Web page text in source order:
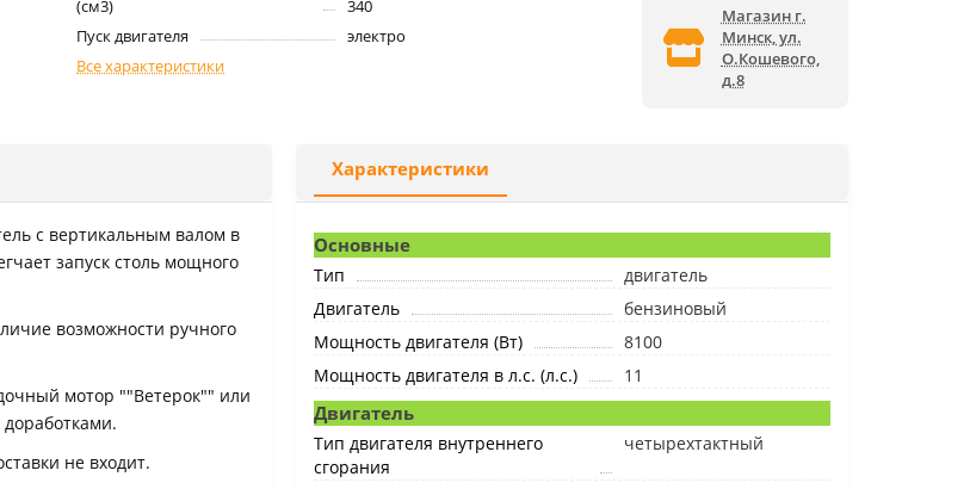
(см3)
340
Пуск двигателя
электро
Все характеристики
Магазин г.
Минск, ул.
О.Кошевого,
д.8
с вертикальным валом в
запуск столь мощного
возможности ручного
мотор ""Ветерок"" или
не входит.
Характеристики
Основные
Тип
двигатель
Двигатель
бензиновый
Мощность двигателя (Вт)
8100
Мощность двигателя в л.с. (л.с.)
11
Двигатель
Тип двигателя внутреннего
сгорания
четырехтактный